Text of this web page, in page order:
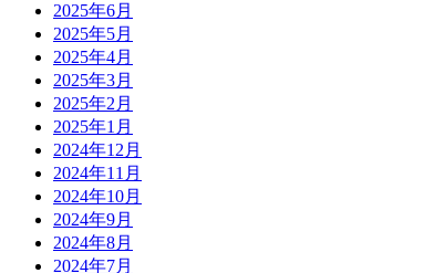
2025年6月
2025年5月
2025年4月
2025年3月
2025年2月
2025年1月
2024年12月
2024年11月
2024年10月
2024年9月
2024年8月
2024年7月